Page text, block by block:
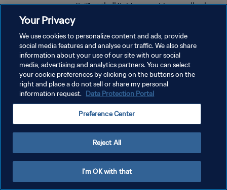
بن زايد، العين يوم ١٨ ديسمبر ٢٠١٨ الساعة ٢٠:٣٠.
سياسة الخصوصية
إدارة تفضيلات ملفات تعريف الارتباط
Your Privacy
We use cookies to personalize content and ads, provide
social media features and analyse our traffic. We also share
information about your use of our site with our social
media, advertising and analytics partners. You can select
your cookie preferences by clicking on the buttons on the
right and place a do not sell or share my personal
information request. Data Protection Portal
Preference Center
Reject All
I'm OK with that